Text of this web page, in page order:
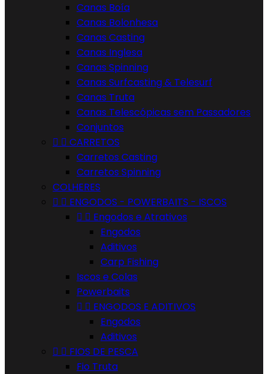
Canas Boía
Canas Bolonhesa
Canas Casting
Canas Inglesa
Canas Spinning
Canas Surfcasting & Telesurf
Canas Truta
Canas Telescópicas sem Passadores
Conjuntos
  CARRETOS
Carretos Casting
Carretos Spinning
COLHERES
  ENGODOS - POWERBAITS - ISCOS
  Engodos e Atrativos
Engodos
Aditivos
Carp Fishing
Iscos e Colas
Powerbaits
  ENGODOS E ADITIVOS
Engodos
Aditivos
  FIOS DE PESCA
Fio Truta